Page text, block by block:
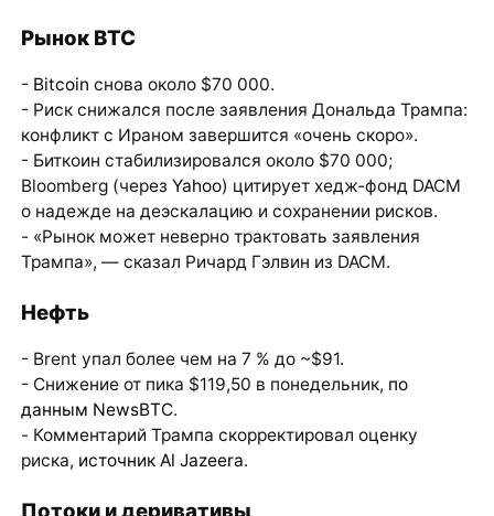
Рынок BTC
- Bitcoin снова около $70 000.
- Риск снижался после заявления Дональда Трампа:
конфликт с Ираном завершится «очень скоро».
- Биткоин стабилизировался около $70 000;
Bloomberg (через Yahoo) цитирует хедж‑фонд DACM
о надежде на деэскалацию и сохранении рисков.
- «Рынок может неверно трактовать заявления
Трампа», — сказал Ричард Гэлвин из DACM.
Нефть
- Brent упал более чем на 7 % до ~$91.
- Снижение от пика $119,50 в понедельник, по
данным NewsBTC.
- Комментарий Трампа скорректировал оценку
риска, источник Al Jazeera.
Потоки и деривативы